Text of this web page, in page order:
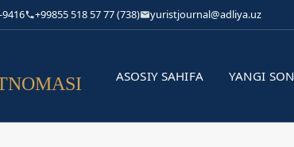
+99855 518 57 77 (738) yuristjournal@adliya.uz
ASOSIY SAHIFA YANGI SON